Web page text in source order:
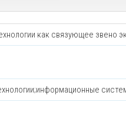
как связующее звено